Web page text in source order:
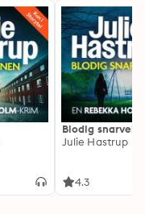
Blodig snarvei
Julie Hastrup
4.3